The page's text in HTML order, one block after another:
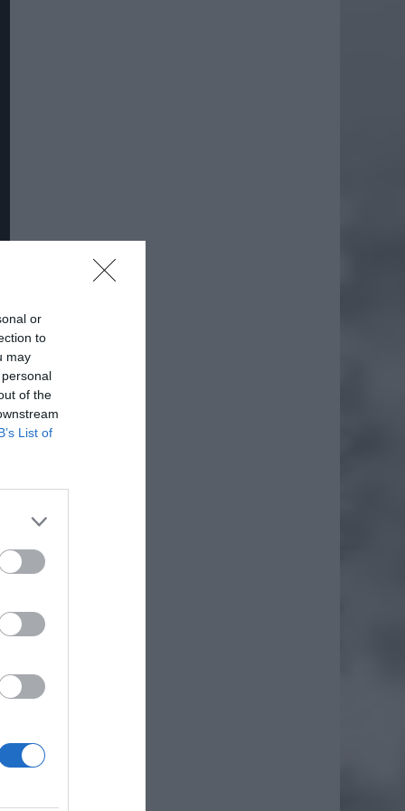
or
to
may
of the
List of
Na